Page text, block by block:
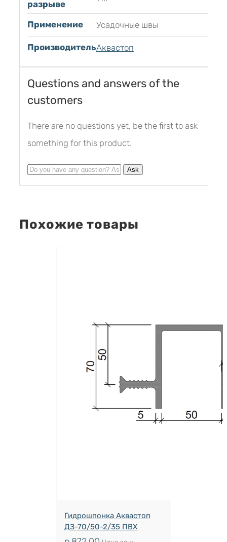
разрыве
Применение Усадочные швы
ПроизводительАквастоп
Questions and answers of the
customers
There are no questions yet, be the first to ask
something for this product.
Похожие товары
Гидрошпонка Аквастоп
ДЗ-70/50-2/35 ПВХ